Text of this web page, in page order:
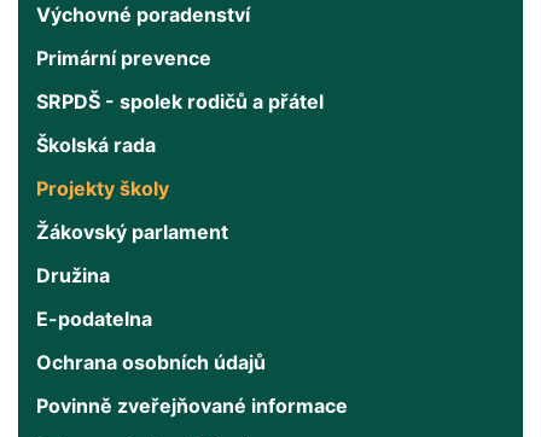
Výchovné poradenství
Primární prevence
SRPDŠ - spolek rodičů a přátel
Školská rada
Projekty školy
Žákovský parlament
Družina
E-podatelna
Ochrana osobních údajů
Povinně zveřejňované informace